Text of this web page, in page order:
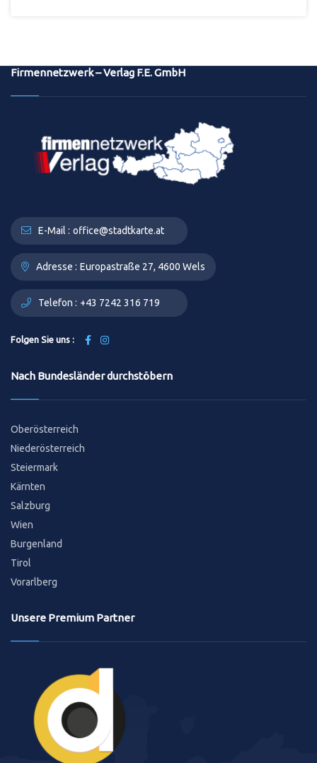
Firmennetzwerk – Verlag F.E. GmbH
E-Mail : office@stadtkarte.at
Adresse : Europastraße 27, 4600 Wels
Telefon : +43 7242 316 719
Folgen Sie uns :
Nach Bundesländer durchstöbern
Oberösterreich
Niederösterreich
Steiermark
Kärnten
Salzburg
Wien
Burgenland
Tirol
Vorarlberg
Unsere Premium Partner